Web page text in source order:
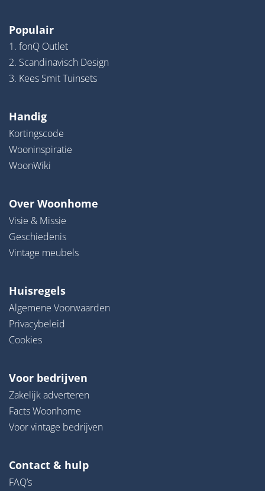
Populair
1. fonQ Outlet
2. Scandinavisch Design
3. Kees Smit Tuinsets
Handig
Kortingscode
Wooninspiratie
WoonWiki
Over Woonhome
Visie & Missie
Geschiedenis
Vintage meubels
Huisregels
Algemene Voorwaarden
Privacybeleid
Cookies
Voor bedrijven
Zakelijk adverteren
Facts Woonhome
Voor vintage bedrijven
Contact & hulp
FAQ’s